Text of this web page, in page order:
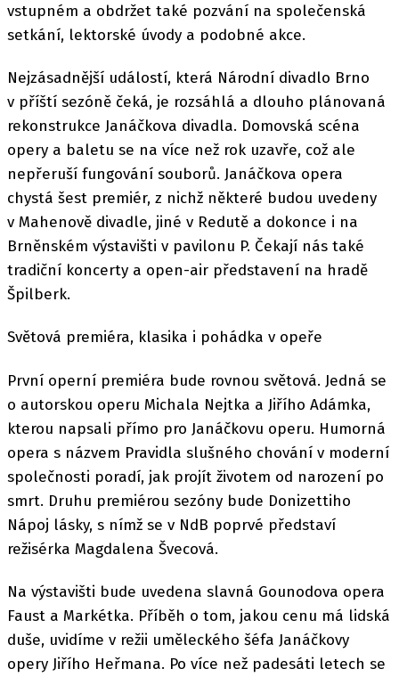
vstupném a obdržet také pozvání na společenská
setkání, lektorské úvody a podobné akce.
Nejzásadnější událostí, která Národní divadlo Brno
v příští sezóně čeká, je rozsáhlá a dlouho plánovaná
rekonstrukce Janáčkova divadla. Domovská scéna
opery a baletu se na více než rok uzavře, což ale
nepřeruší fungování souborů. Janáčkova opera
chystá šest premiér, z nichž některé budou uvedeny
v Mahenově divadle, jiné v Redutě a dokonce i na
Brněnském výstavišti v pavilonu P. Čekají nás také
tradiční koncerty a open-air představení na hradě
Špilberk.
Světová premiéra, klasika i pohádka v opeře
První operní premiéra bude rovnou světová. Jedná se
o autorskou operu Michala Nejtka a Jiřího Adámka,
kterou napsali přímo pro Janáčkovu operu. Humorná
opera s názvem Pravidla slušného chování v moderní
společnosti poradí, jak projít životem od narození po
smrt. Druhu premiérou sezóny bude Donizettiho
Nápoj lásky, s nímž se v NdB poprvé představí
režisérka Magdalena Švecová.
Na výstavišti bude uvedena slavná Gounodova opera
Faust a Markétka. Příběh o tom, jakou cenu má lidská
duše, uvidíme v režii uměleckého šéfa Janáčkovy
opery Jiřího Heřmana. Po více než padesáti letech se